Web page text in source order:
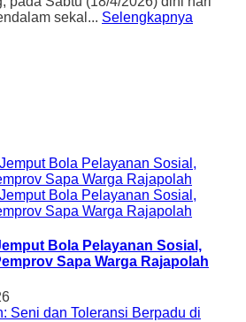
sekal... Selengkapnya
Bola Pelayanan Sosial,
Sapa Warga Rajapolah